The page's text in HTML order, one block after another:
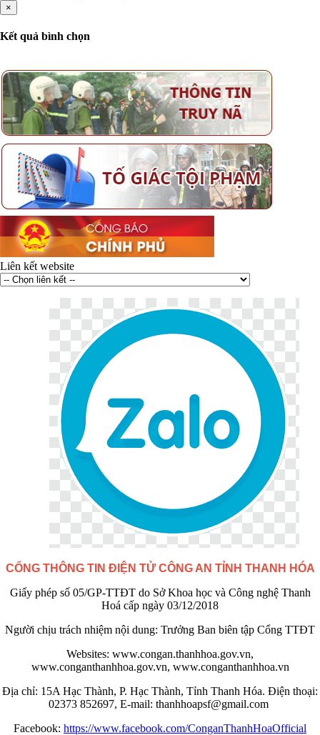
×
Kết quả bình chọn
Liên kết website
CỔNG THÔNG TIN ĐIỆN TỬ CÔNG AN TỈNH THANH HÓA
Giấy phép số 05/GP-TTĐT do Sở Khoa học và Công nghệ Thanh
Hoá cấp ngày 03/12/2018
Người chịu trách nhiệm nội dung: Trưởng Ban biên tập Cổng TTĐT
Websites: www.congan.thanhhoa.gov.vn,
www.conganthanhhoa.gov.vn, www.conganthanhhoa.vn
Địa chỉ: 15A Hạc Thành, P. Hạc Thành, Tỉnh Thanh Hóa. Điện thoại:
02373 852697, E-mail: thanhhoapsf@gmail.com
Facebook: https://www.facebook.com/ConganThanhHoaOfficial